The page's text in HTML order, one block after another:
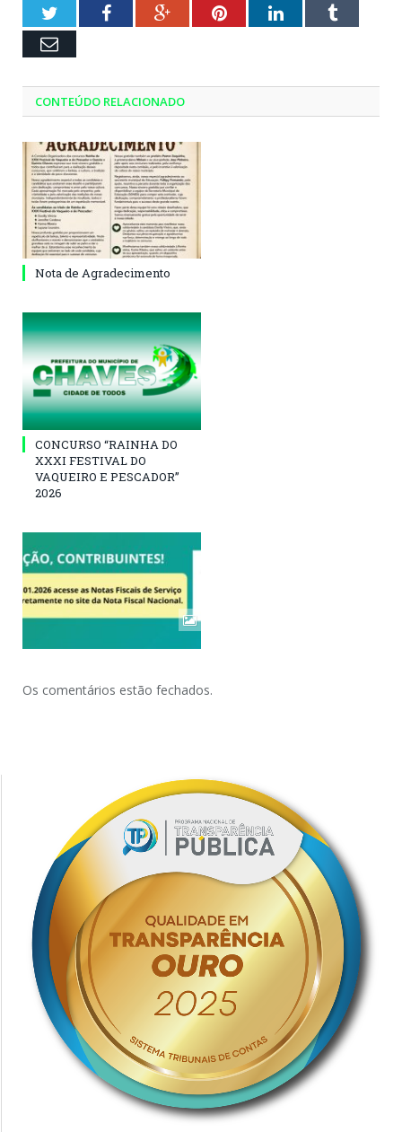
TwitterFacebookGoogle+PinterestLinkedInTumblr
Email
CONTEÚDO RELACIONADO
Nota de Agradecimento
CONCURSO “RAINHA DO
XXXI FESTIVAL DO
VAQUEIRO E PESCADOR”
2026
Os comentários estão fechados.